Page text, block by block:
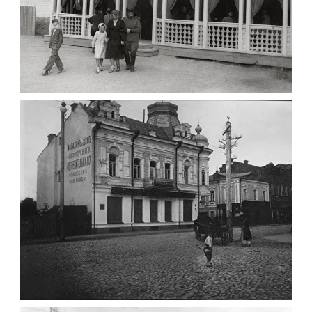
ПАВІЛЬЙОН МОРОЗИВА ЖИТОМИР 1947
Фото Житомир (1945-
1960)
Leave a comment
ФОТО ЖИТОМИРА 1905 ВУЛ.
МИХАЙЛІВСЬКА-СКОРУЛЬСЬКОГО